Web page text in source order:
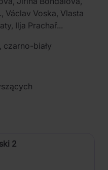
Václav Voska, Vlasta
Ilja Prachař...
czarno-biały
2